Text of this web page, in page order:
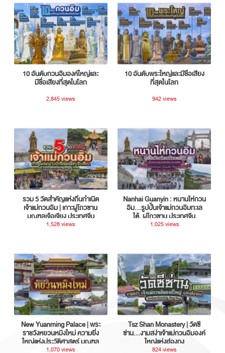
10 อันดับกวนอิมองค์ใหญ่และ
มีชื่อเสียงที่สุดในโลก
2,845 views
10 อันดับพระใหญ่และมีชื่อเสียง
ที่สุดในโลก
942 views
รวม 5 วัดสำคัญแห่งถิ่นกำเนิด
เจ้าแม่กวนอิม | เกาะผู่โถวซาน
มณฑลเจ้อเจียง ประเทศจีน
1,528 views
Nanhai Guanyin : หนานไห่กวน
อิม...รูปปั้นเจ้าแม่กวนอิมทะเล
ใต้, ผู่โถวซาน ประเทศจีน
1,025 views
New Yuanming Palace | พระ
ราชวังหยวนหมิงใหม่ ความยิ่ง
ใหญ่แห่งประวัติศาสตร์ มณฑล
กวางตุ้ง ประเทศจีน
1,070 views
Tsz Shan Monastery | วัดซี
ซ่าน…งามสง่าเจ้าแม่กวนอิมองค์
ใหญ่แห่งฮ่องกง
824 views